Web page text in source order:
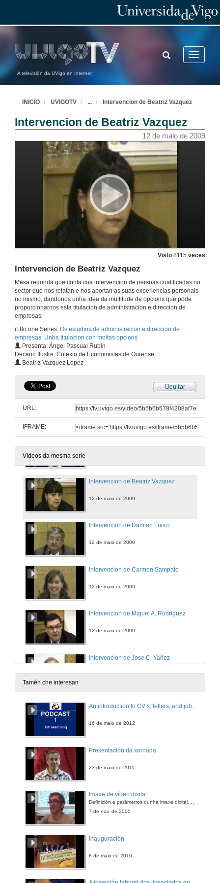
A televisión da UVigo en Internet
Toggle
TOGGLE
SEARCH
INICIO UVIGOTV ... Intervencion de Beatriz Vazquez
Intervencion de Beatriz Vazquez
12 de maio de 2009
Visto 8115 veces
Intervencion de Beatriz Vazquez
Mesa redonda que conta coa intervencion de persoas cualificadas no
sector que nos relatan e nos aportan as suas experiencias personais
no mismo, dandonos unha idea da multitude de opcions que pode
proporcionarnos esta titulacion de administracion e direccion de
empresas
i18n.one.Series: Os estudios de administracion e direccion de
empresas. Unha titulacion con moitas opcions
Presenta: Ángel Pascual Rubín
Decano Ilustre, Colexio de Economistas de Ourense
Beatriz Vazquez Lopez
Ocultar
URL:
IFRAME:
Vídeos da mesma serie
Introduccion parte2
Intervencion de Guillermo Alvarez
Intervencion de Ana B. Gonzalez
12 de maio de 2009
Intervencion de Felix Sanchez
Intervencion de Beatriz Vazquez
12 de maio de 2009
Intervencion de Damian Lucio
12 de maio de 2009
Intervencion de Carmen Sampaio
12 de maio de 2009
Intervencion de Miguel A. Rodriguez
12 de maio de 2009
Intervencion de Jose C. Yañez
12 de maio de 2009
Tamén che interesan
An introduction to CV’s, letters, and job searching
16 de maio de 2012
Presentación da xornada
23 de maio de 2011
Imaxe de vídeo dixital
7 de nov. de 2005
Inauguración
8 de maio de 2010